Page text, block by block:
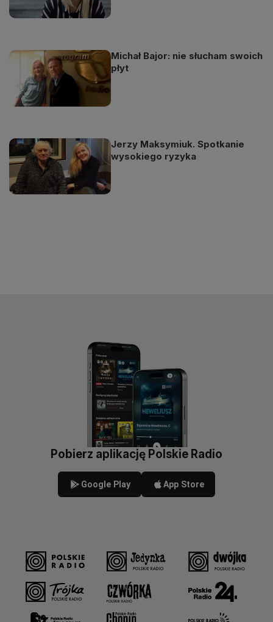
Michał Bajor: nie słucham swoich
płyt
Jerzy Maksymiuk. Spotkanie
wysokiego ryzyka
Odtwarzacz
jest
Pobierz aplikację Polskie Radio
Google Play App Store